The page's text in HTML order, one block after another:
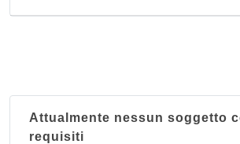
Attualmente nessun soggetto
requisiti